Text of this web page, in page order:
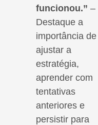
funcionou.” –
Destaque a
importância de
ajustar a
estratégia,
aprender com
tentativas
anteriores e
persistir para